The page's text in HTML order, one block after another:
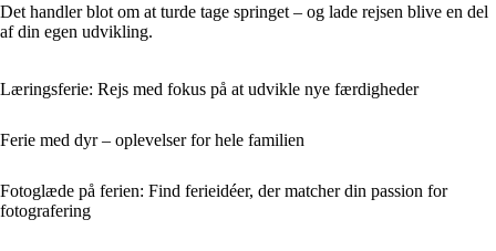
Det handler blot om at turde tage springet – og lade rejsen blive en del
af din egen udvikling.
Læringsferie: Rejs med fokus på at udvikle nye færdigheder
Ferie med dyr – oplevelser for hele familien
Fotoglæde på ferien: Find ferieidéer, der matcher din passion for
fotografering